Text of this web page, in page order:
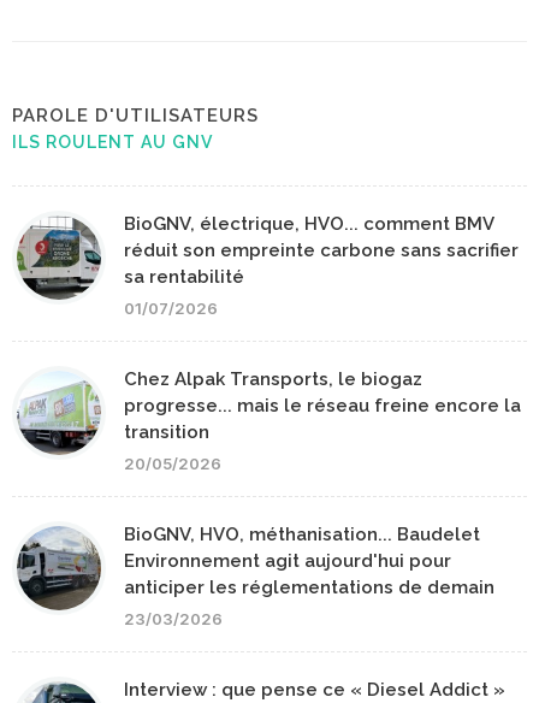
PAROLE D'UTILISATEURS
ILS ROULENT AU GNV
BioGNV, électrique, HVO... comment BMV
réduit son empreinte carbone sans sacrifier
sa rentabilité
01/07/2026
Chez Alpak Transports, le biogaz
progresse... mais le réseau freine encore la
transition
20/05/2026
BioGNV, HVO, méthanisation... Baudelet
Environnement agit aujourd'hui pour
anticiper les réglementations de demain
23/03/2026
Interview : que pense ce « Diesel Addict »